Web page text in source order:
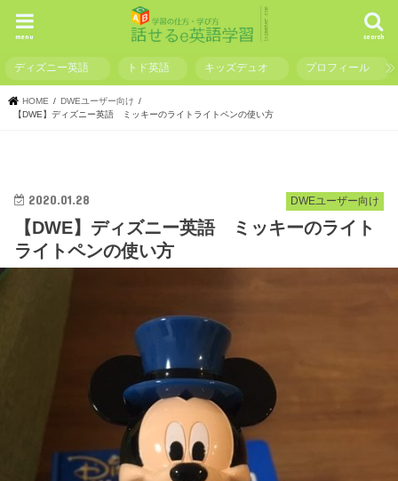
search
menu
ディズニー英語 トド英語 キッズデュオ プロフィール
HOME
DWEユーザー向け
【DWE】ディズニー英語 ミッキーのライトライトペンの使い方
DWEユーザー向け
2020.01.28
【DWE】ディズニー英語 ミッキーのライト
ライトペンの使い方